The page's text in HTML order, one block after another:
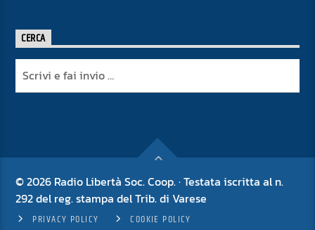
CERCA
© 2026 Radio Libertà Soc. Coop. · Testata iscritta al n.
292 del reg. stampa del Trib. di Varese
PRIVACY POLICY COOKIE POLICY